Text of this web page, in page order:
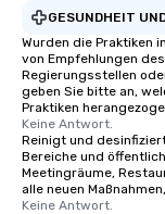
GESUNDHEIT
Wurden die Praktiken
von Empfehlungen
Regierungsstellen
geben Sie bitte an,
Praktiken
Keine Antwort.
Reinigt und
Bereiche und
Meetingräume,
alle neuen
Keine Antwort.